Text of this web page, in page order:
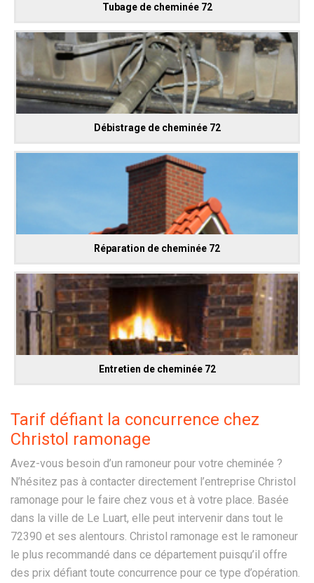
Tubage de cheminée 72
Débistrage de cheminée 72
Réparation de cheminée 72
Entretien de cheminée 72
Tarif défiant la concurrence chez
Christol ramonage
Avez-vous besoin d’un ramoneur pour votre cheminée ?
N’hésitez pas à contacter directement l’entreprise Christol
ramonage pour le faire chez vous et à votre place. Basée
dans la ville de Le Luart, elle peut intervenir dans tout le
72390 et ses alentours. Christol ramonage est le ramoneur
le plus recommandé dans ce département puisqu’il offre
des prix défiant toute concurrence pour ce type d’opération.